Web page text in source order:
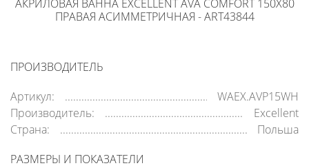
АКРИЛОВАЯ ВАННА EXCELLENT AVA COMFORT 150X80
ПРАВАЯ АСИММЕТРИЧНАЯ - ART43844
ПРОИЗВОДИТЕЛЬ
Артикул:
WAEX.AVP15WH
Производитель:
Excellent
Страна:
Польша
РАЗМЕРЫ И ПОКАЗАТЕЛИ